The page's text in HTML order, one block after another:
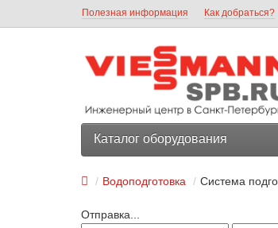
Полезная информация Как добраться?
Каталог оборудования
Водоподготовка Система
Отправка...